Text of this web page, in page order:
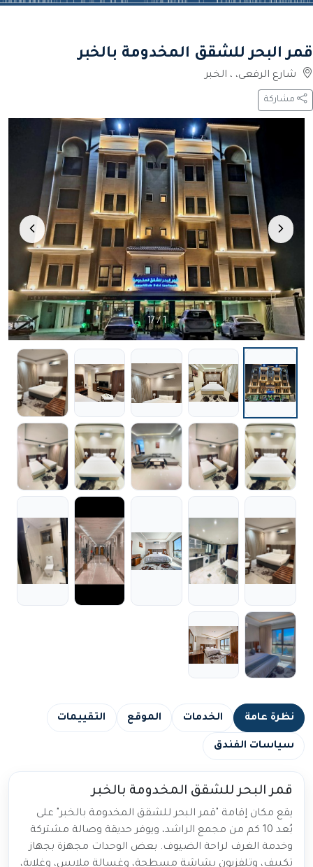
قمر البحر للشقق المخدومة بالخبر
شارع الرقعى، ، الخبر
مشاركة
1
/ 17
نظرة عامة الخدمات الموقع التقييمات
سياسات الفندق
قمر البحر للشقق المخدومة بالخبر
يقع مكان إقامة "قمر البحر للشقق المخدومة بالخبر" على
بُعد 10 كم من مجمع الراشد، ويوفر حديقة وصالة مشتركة
وخدمة الغرف لراحة الضيوف. بعض الوحدات مجهزة بجهاز
تكييف، وتلفزيون بشاشة مسطحة، وغسالة ملابس، وغلاية،